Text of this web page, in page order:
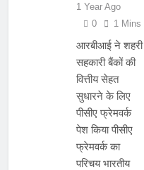
1 Year Ago
0
1 Mins
आरबीआई ने शहरी
सहकारी बैंकों की
वित्तीय सेहत
सुधारने के लिए
पीसीए फ्रेमवर्क
पेश किया पीसीए
फ्रेमवर्क का
परिचय भारतीय